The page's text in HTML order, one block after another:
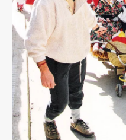
Altres festes
AGENDA
ON MENJAR I DORMIR
Cases rurals, agroturisme
RUTES
Miradors de la Comarca